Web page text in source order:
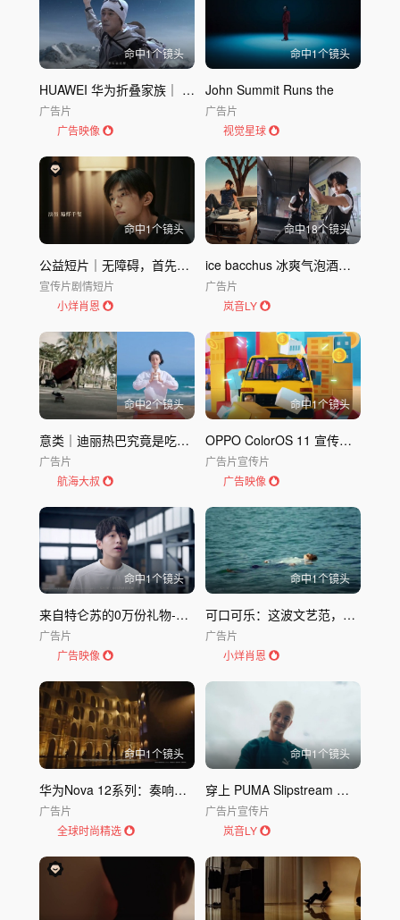
命中1个镜头
HUAWEI 华为折叠家族｜ 折叠屏 很
广告片
广告映像
命中1个镜头
John Summit Runs the
广告片
视觉星球
命中1个镜头
公益短片｜无障碍，首先需要消除的是观念的障碍
宣传片剧情短片
小烊肖恩
命中18个镜头
ice bacchus 冰爽气泡酒品牌宣传片
广告片
岚音LY
命中2个镜头
意类｜迪丽热巴究竟是吃了什么才变那么美的？
广告片
航海大叔
命中1个镜头
OPPO ColorOS 11 宣传片｜欧珀OPPO
广告片宣传片
广告映像
命中1个镜头
来自特仑苏的0万份礼物-彭昱畅 x 特仑苏沙漠·有机｜特仑苏
广告片
广告映像
命中1个镜头
可口可乐：这波文艺范，走得如何？
广告片
小烊肖恩
命中1个镜头
华为Nova 12系列：奏响蓝色乐章
广告片
全球时尚精选
命中1个镜头
穿上 PUMA Slipstream 正式启航，探索你的专属空间
广告片宣传片
岚音LY